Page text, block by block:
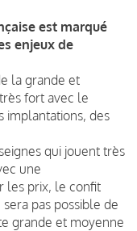
est marqué
enjeux de
la grande et
fort avec le
implantations, des
qui jouent très
une
les prix, le confit
pas possible de
grande et moyenne